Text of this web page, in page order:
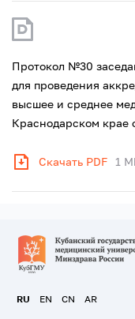
Протокол №30
для проведения
высшее и среднее
Краснодарском крае
Скачать PDF 1
RU EN CN AR